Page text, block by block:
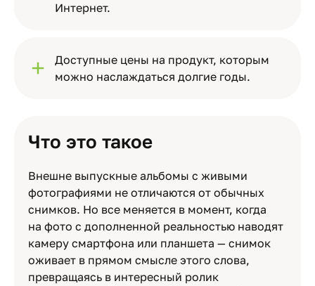
Интернет.
Доступные цены на продукт, которым
можно наслаждаться долгие годы.
Что это такое
Внешне выпускные альбомы с живыми
фотографиями не отличаются от обычных
снимков. Но все меняется в момент, когда
на фото с дополненной реальностью наводят
камеру смартфона или планшета — снимок
оживает в прямом смысле этого слова,
превращаясь в интересный ролик